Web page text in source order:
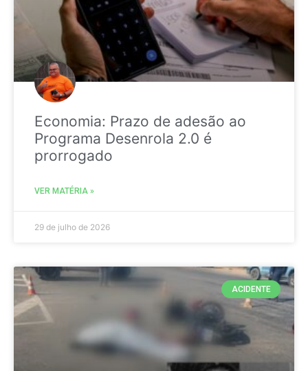
Economia: Prazo de adesão ao
Programa Desenrola 2.0 é
prorrogado
VER MATÉRIA »
29 de julho de 2026
ACIDENTE